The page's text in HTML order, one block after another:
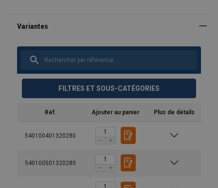
FILTRES ET SOUS-CATÉGORIES
Réf. Ajouter au panier Plus de détails
540100401320280
540100501320280